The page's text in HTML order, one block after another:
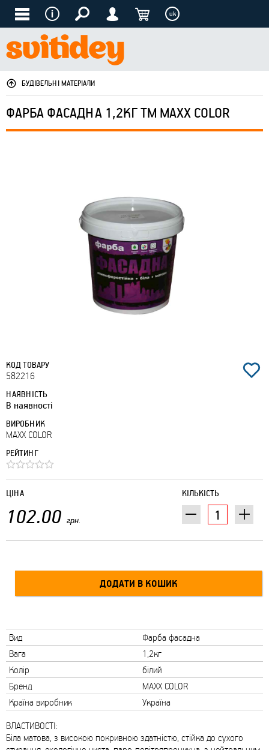
uk
БУДІВЕЛЬНІ МАТЕРІАЛИ
ФАРБА ФАСАДНА 1,2КГ ТМ MAXX COLOR
КОД ТОВАРУ
582216
НАЯВНІСТЬ
В наявності
ВИРОБНИК
MAXX COLOR
РЕЙТИНГ
КІЛЬКІСТЬ
ЦІНА
102.00 грн.
Вид
Фарба фасадна
Вага
1,2кг
Колір
білий
Бренд
MAXX COLOR
Країна виробник
Україна
ВЛАСТИВОСТІ:
Біла матова, з високою покривною здатністю, стійка до сухого